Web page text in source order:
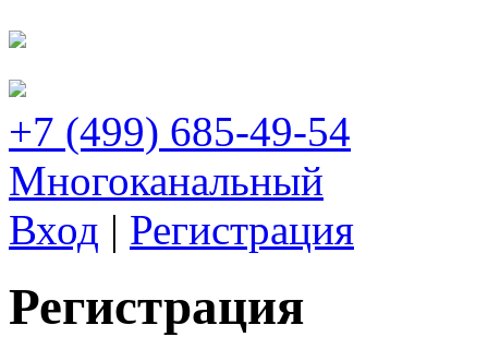
+7 (499) 685-49-54
Многоканальный
Вход | Регистрация
Регистрация